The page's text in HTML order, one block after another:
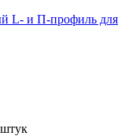
L- и П-профиль для